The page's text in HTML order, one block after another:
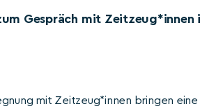
Gespräch mit Zeitzeug*innen
mit Zeitzeug*innen bringen eine